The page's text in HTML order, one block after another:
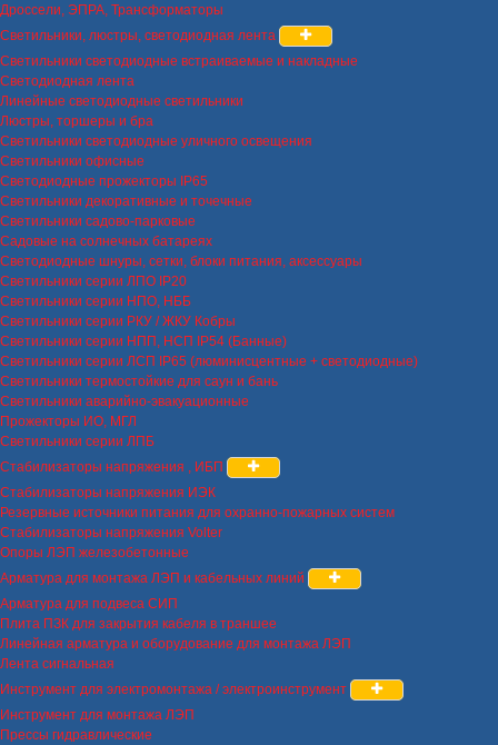
Дроссели, ЭПРА, Трансформаторы
Светильники, люстры, светодиодная лента
Светильники светодиодные встраиваемые и накладные
Светодиодная лента
Линейные светодиодные светильники
Люстры, торшеры и бра
Светильники светодиодные уличного освещения
Светильники офисные
Светодиодные прожекторы IP65
Светильники декоративные и точечные
Светильники садово-парковые
Садовые на солнечных батареях
Светодиодные шнуры, сетки, блоки питания, аксессуары
Светильники серии ЛПО IP20
Светильники серии НПО, НББ
Светильники серии РКУ / ЖКУ Кобры
Светильники серии НПП, НСП IP54 (Банные)
Светильники серии ЛСП IP65 (люминисцентные + светодиодные)
Светильники термостойкие для саун и бань
Светильники аварийно-эвакуационные
Прожекторы ИО, МГЛ
Светильники серии ЛПБ
Стабилизаторы напряжения , ИБП
Стабилизаторы напряжения ИЭК
Резервные источники питания для охранно-пожарных систем
Стабилизаторы напряжения Volter
Опоры ЛЭП железобетонные
Арматура для монтажа ЛЭП и кабельных линий
Арматура для подвеса СИП
Плита ПЗК для закрытия кабеля в траншее
Линейная арматура и оборудование для монтажа ЛЭП
Лента сигнальная
Инструмент для электромонтажа / электроинструмент
Инструмент для монтажа ЛЭП
Прессы гидравлические